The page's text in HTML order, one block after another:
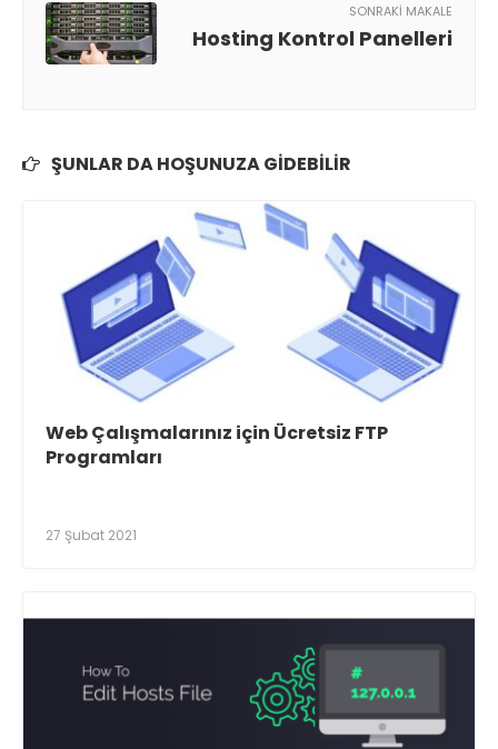
SONRAKI MAKALE
Hosting Kontrol Panelleri
ŞUNLAR DA HOŞUNUZA GIDEBILIR
Web Çalışmalarınız için Ücretsiz FTP
Programları
27 Şubat 2021